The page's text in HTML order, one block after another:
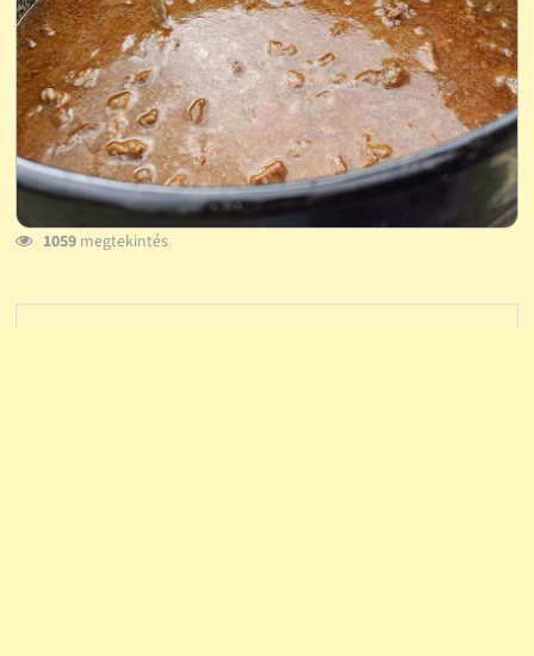
1059megtekintés